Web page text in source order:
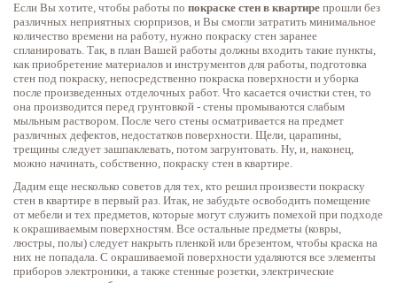
Если Вы хотите, чтобы работы по покраске стен в квартире прошли без
различных неприятных сюрпризов, и Вы смогли затратить минимальное
количество времени на работу, нужно покраску стен заранее
спланировать. Так, в план Вашей работы должны входить такие пункты,
как приобретение материалов и инструментов для работы, подготовка
стен под покраску, непосредственно покраска поверхности и уборка
после произведенных отделочных работ. Что касается очистки стен, то
она производится перед грунтовкой - стены промываются слабым
мыльным раствором. После чего стены осматривается на предмет
различных дефектов, недостатков поверхности. Щели, царапины,
трещины следует зашпаклевать, потом загрунтовать. Ну, и, наконец,
можно начинать, собственно, покраску стен в квартире.
Дадим еще несколько советов для тех, кто решил произвести покраску
стен в квартире в первый раз. Итак, не забудьте освободить помещение
от мебели и тех предметов, которые могут служить помехой при подходе
к окрашиваемым поверхностям. Все остальные предметы (ковры,
люстры, полы) следует накрыть пленкой или брезентом, чтобы краска на
них не попадала. С окрашиваемой поверхности удаляются все элементы
приборов электроники, а также стенные розетки, электрические